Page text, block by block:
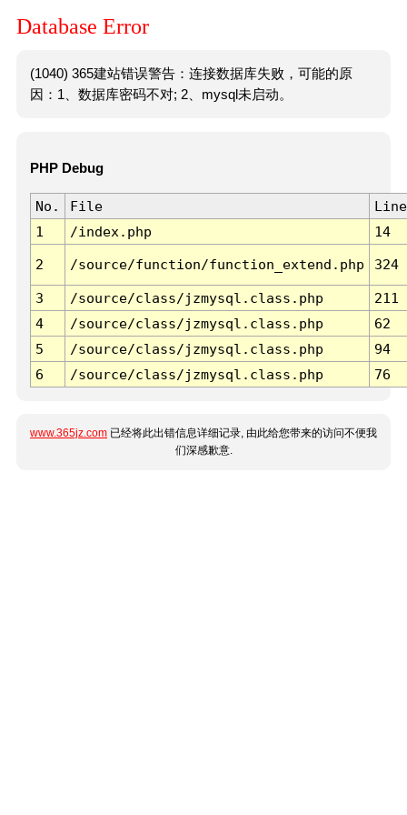
Database Error
(1040) 365建站错误警告：连接数据库失败，可能的原
因：1、数据库密码不对; 2、mysql未启动。
PHP Debug
No. File
Line
1
/index.php 14
2 /source/function/function_extend.php 324
3 /source/class/jzmysql.class.php
211
4
/source/class/jzmysql.class.php
62
5
/source/class/jzmysql.class.php
94
6
/source/class/jzmysql.class.php 76
www.365jz.com 已经将此出错信息详细记录, 由此给您带来的访问不便我
们深感歉意.